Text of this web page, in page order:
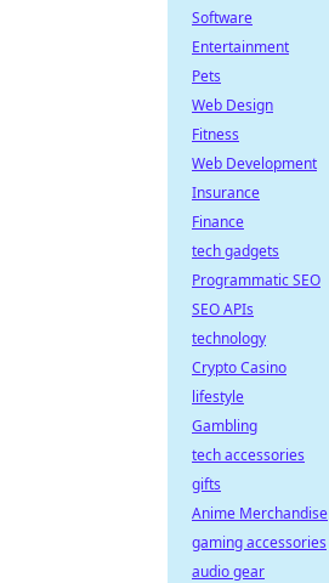
Software
Entertainment
Pets
Web Design
Fitness
Web Development
Insurance
Finance
tech gadgets
Programmatic SEO
SEO APIs
technology
Crypto Casino
lifestyle
Gambling
tech accessories
gifts
Anime Merchandise
gaming accessories
audio gear